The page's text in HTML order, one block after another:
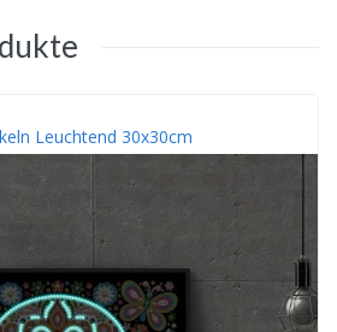
Leuchtend 30x30cm